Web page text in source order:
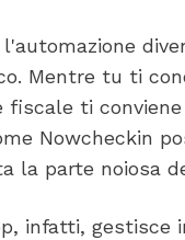
l'automazione
Mentre tu ti
fiscale ti
Nowcheckin
la parte noiosa
infatti, gestisce